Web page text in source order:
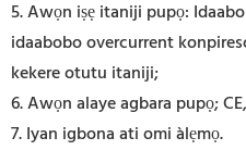
5. Awọn iṣẹ itaniji pupọ:
idaabobo overcurrent
kekere otutu itaniji;
6. Awọn alaye agbara pupọ;
7. Iyan igbona ati omi àlẹmọ.